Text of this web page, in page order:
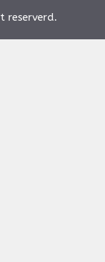
reserverd.